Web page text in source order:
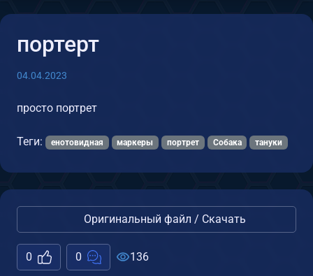
портерт
04.04.2023
просто портрет
Теги: енотовидная маркеры портрет Собака тануки
Оригинальный файл / Скачать
0 0 136